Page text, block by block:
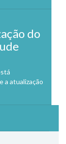
do
a atualização